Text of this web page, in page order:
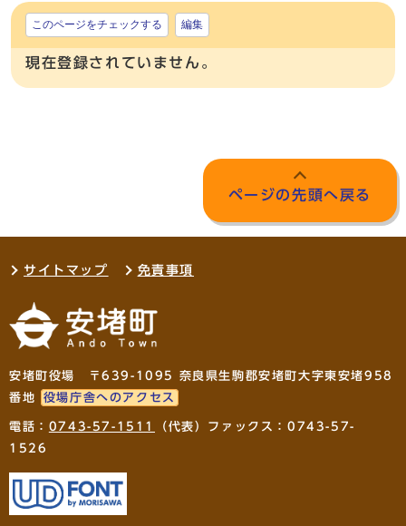
このページをチェックする 編集
現在登録されていません。
ページの先頭へ戻る
サイトマップ 免責事項
安堵町役場 〒639-1095 奈良県生駒郡安堵町大字東安堵958
番地
役場庁舎へのアクセス
電話： 0743-57-1511
（代表）ファックス：0743-57-
1526